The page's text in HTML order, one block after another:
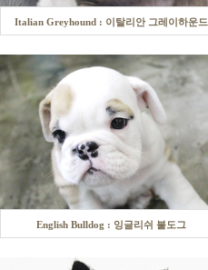
Italian Greyhound : 이탈리안 그레이하운드
English Bulldog : 잉글리쉬 불도그